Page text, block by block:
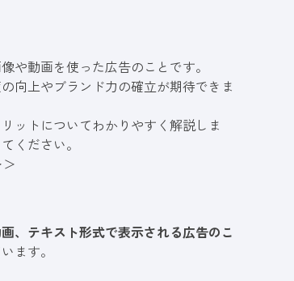
や動画を使った広告のことです。
向上やブランド力の確立が期待できま
ットについてわかりやすく解説しま
ください。
、テキスト形式で表示される広告のこ
ます。